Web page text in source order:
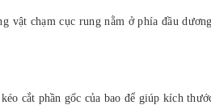
vật chạm cục rung nằm ở phía đầu
cắt phần gốc của bao để giúp kích